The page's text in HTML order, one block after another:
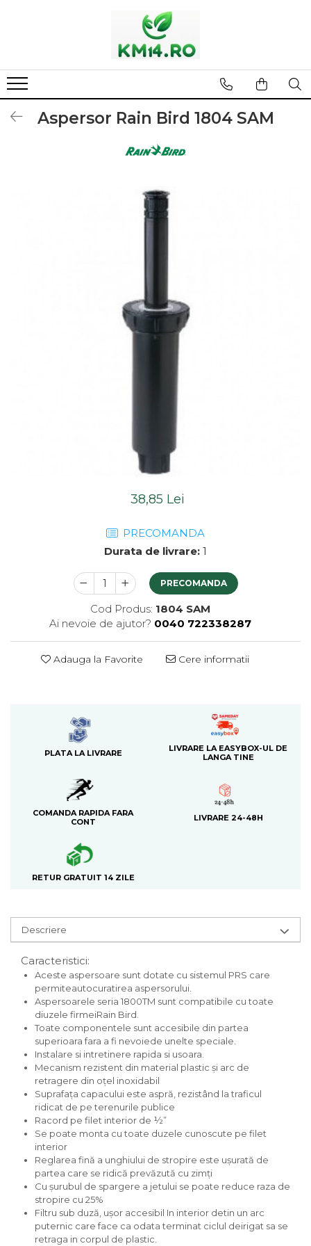
Aspersor Rain Bird 1804 SAM
38,85 Lei
PRECOMANDA
Durata de livrare: 1
PRECOMANDA
Cod Produs: 1804 SAM
Ai nevoie de ajutor? 0040 722338287
Adauga la Favorite Cere informatii
PLATA LA LIVRARE
LIVRARE LA EASYBOX-UL DE
LANGA TINE
COMANDA RAPIDA FARA
CONT
LIVRARE 24-48H
RETUR GRATUIT 14 ZILE
Descriere
Caracteristici:
Aceste aspersoare sunt dotate cu sistemul PRS care
permiteautocuratirea aspersorului.
Aspersoarele seria 1800TM sunt compatibile cu toate
diuzele firmeiRain Bird.
Toate componentele sunt accesibile din partea
superioara fara a fi nevoiede unelte speciale.
Instalare si intretinere rapida si usoara.
Mecanism rezistent din material plastic şi arc de
retragere din oţel inoxidabil
Suprafaţa capacului este aspră, rezistând la traficul
ridicat de pe terenurile publice
Racord pe filet interior de ½”
Se poate monta cu toate duzele cunoscute pe filet
interior
Reglarea fină a unghiului de stropire este uşurată de
partea care se ridică prevăzută cu zimţi
Cu şurubul de spargere a jetului se poate reduce raza de
stropire cu 25%
Filtru sub duză, uşor accesibil In interior detin un arc
puternic care face ca odata terminat ciclul deirigat sa se
retraga in corpul de plastic.